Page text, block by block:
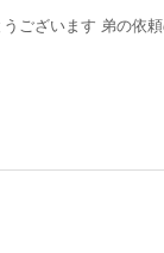
うございます 弟の依